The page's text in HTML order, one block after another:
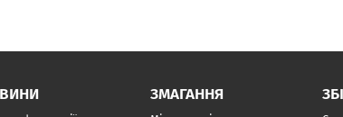
ЗМАГАННЯ